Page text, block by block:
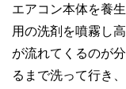
エアコン本体を養
用の洗剤を噴霧し
が流れてくるのが
るまで洗って行き